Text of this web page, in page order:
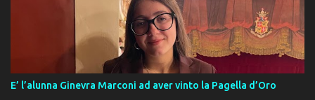
E’ l’alunna Ginevra Marconi ad aver vinto la Pagella d’Oro